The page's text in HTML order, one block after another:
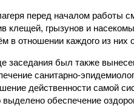
перед началом работы
клещей, грызунов и
в отношении каждого из них
заседания был также
санитарно-
действенности самой
обеспечение